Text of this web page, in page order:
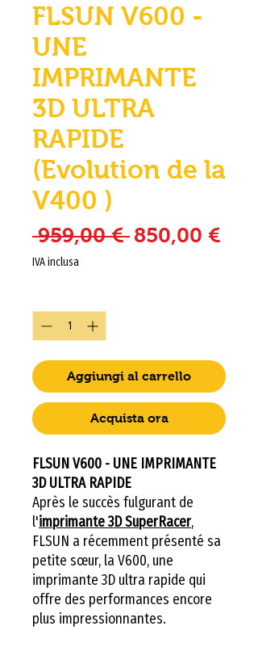
FLSUN V600 -
UNE
IMPRIMANTE
3D ULTRA
RAPIDE
(Evolution de la
V400 )
959,00 € Prezzo
850,00 €
IVA inclusa
Aggiungi al carrello
Acquista ora
FLSUN V600 - UNE IMPRIMANTE
3D ULTRA RAPIDE
Après le succès fulgurant de
l'imprimante 3D SuperRacer,
FLSUN a récemment présenté sa
petite sœur, la V600, une
imprimante 3D ultra rapide qui
offre des performances encore
plus impressionnantes.